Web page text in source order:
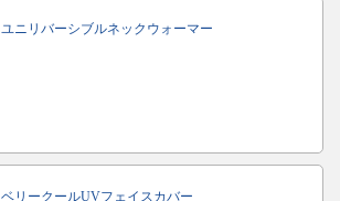
ユニリバーシブルネックウォーマー
ベリークールUVフェイスカバー